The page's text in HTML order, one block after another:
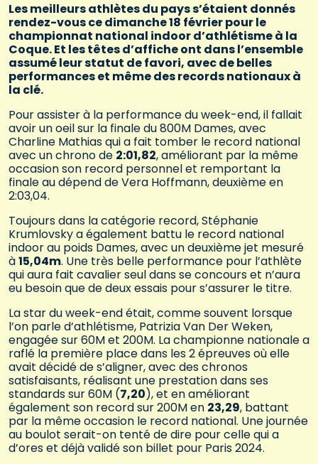
Les meilleurs athlètes du pays s’étaient donnés
rendez-vous ce dimanche 18 février pour le
championnat national indoor d’athlétisme à la
Coque. Et les têtes d’affiche ont dans l’ensemble
assumé leur statut de favori, avec de belles
performances et même des records nationaux à
la clé.
Pour assister à la performance du week-end, il fallait
avoir un oeil sur la finale du 800M Dames, avec
Charline Mathias qui a fait tomber le record national
avec un chrono de 2:01,82, améliorant par la même
occasion son record personnel et remportant la
finale au dépend de Vera Hoffmann, deuxième en
2:03,04.
Toujours dans la catégorie record, Stéphanie
Krumlovsky a également battu le record national
indoor au poids Dames, avec un deuxième jet mesuré
à15,04m. Une très belle performance pour l’athlète
qui aura fait cavalier seul dans se concours et n’aura
eu besoin que de deux essais pour s’assurer le titre.
La star du week-end était, comme souvent lorsque
l’on parle d’athlétisme, Patrizia Van Der Weken,
engagée sur 60M et 200M. La championne nationale a
raflé la première place dans les 2 épreuves où elle
avait décidé de s’aligner, avec des chronos
satisfaisants, réalisant une prestation dans ses
standards sur 60M (7,20), et en améliorant
également son record sur 200M en 23,29, battant
par la même occasion le record national. Une journée
au boulot serait-on tenté de dire pour celle qui a
d’ores et déjà validé son billet pour Paris 2024.